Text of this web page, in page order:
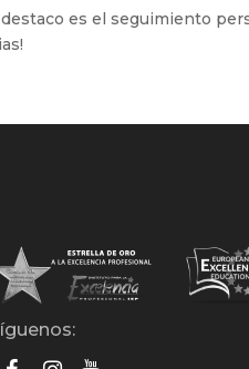
es el seguimiento